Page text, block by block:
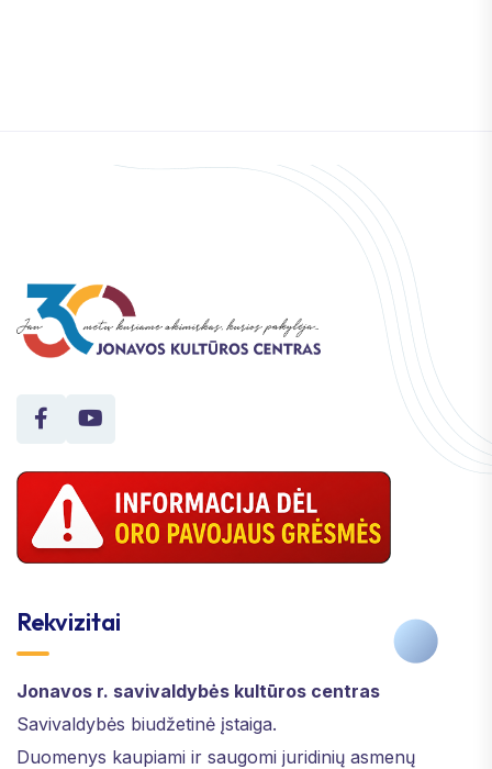
Rekvizitai
Jonavos r. savivaldybės kultūros centras
Savivaldybės biudžetinė įstaiga.
Duomenys kaupiami ir saugomi juridinių asmenų